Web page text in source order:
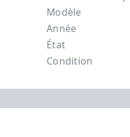
Modèle
Année
État
Condition